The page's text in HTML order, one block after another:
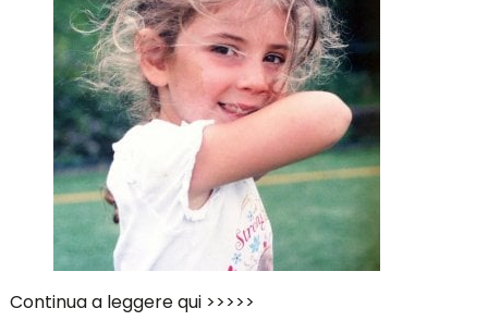
Continua a leggere qui >>>>>